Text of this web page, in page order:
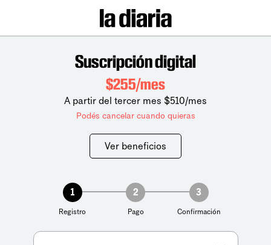
Suscripción digital
$255/mes
A partir del tercer mes $510/mes
Podés cancelar cuando quieras
Ver beneficios
1
Registro
2
Pago
3
Confirmación